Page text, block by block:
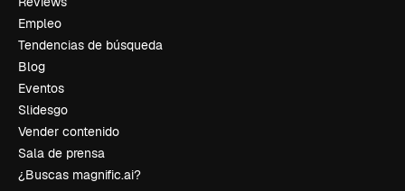
Empleo
Tendencias de búsqueda
Blog
Eventos
Slidesgo
Vender contenido
Sala de prensa
¿Buscas magnific.ai?